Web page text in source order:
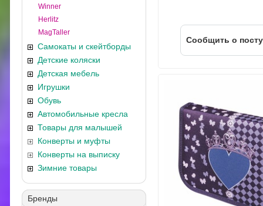
Winner
Herlitz
MagTaller
Самокаты и скейтборды
Детские коляски
Детская мебель
Игрушки
Обувь
Автомобильные кресла
Товары для малышей
Конверты и муфты
Конверты на выписку
Зимние товары
Бренды
Cообщить о